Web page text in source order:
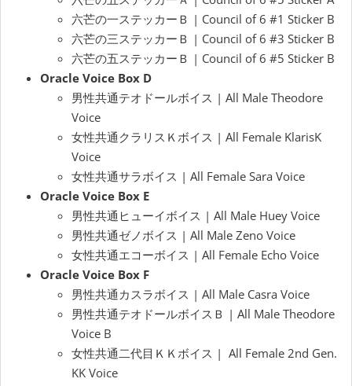
六芒の一ステッカーＢ | Council of 6 #1 Sticker B
六芒の三ステッカーＢ | Council of 6 #3 Sticker B
六芒の五ステッカーＢ | Council of 6 #5 Sticker B
Oracle Voice Box D
男性共通テオドールボイス | All Male Theodore
Voice
女性共通クラリスＫボイス | All Female KlarisK
Voice
女性共通サラボイス | All Female Sara Voice
Oracle Voice Box E
男性共通ヒューイボイス | All Male Huey Voice
男性共通ゼノボイス | All Male Zeno Voice
女性共通エコーボイス | All Female Echo Voice
Oracle Voice Box F
男性共通カスラボイス | All Male Casra Voice
男性共通テオドールボイスＢ | All Male Theodore
Voice B
女性共通二代目ＫＫボイス | All Female 2nd Gen.
KK Voice